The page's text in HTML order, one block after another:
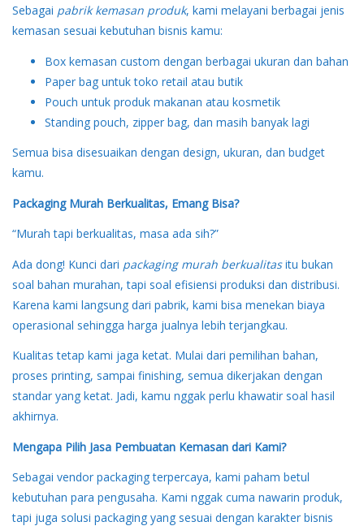
Sebagai pabrik kemasan produk, kami melayani berbagai jenis
kemasan sesuai kebutuhan bisnis kamu:
Box kemasan custom dengan berbagai ukuran dan bahan
Paper bag untuk toko retail atau butik
Pouch untuk produk makanan atau kosmetik
Standing pouch, zipper bag, dan masih banyak lagi
Semua bisa disesuaikan dengan design, ukuran, dan budget
kamu.
Packaging Murah Berkualitas, Emang Bisa?
“Murah tapi berkualitas, masa ada sih?”
Ada dong! Kunci dari packaging murah berkualitasitu bukan
soal bahan murahan, tapi soal efisiensi produksi dan distribusi.
Karena kami langsung dari pabrik, kami bisa menekan biaya
operasional sehingga harga jualnya lebih terjangkau.
Kualitas tetap kami jaga ketat. Mulai dari pemilihan bahan,
proses printing, sampai finishing, semua dikerjakan dengan
standar yang ketat. Jadi, kamu nggak perlu khawatir soal hasil
akhirnya.
Mengapa Pilih Jasa Pembuatan Kemasan dari Kami?
Sebagai vendor packaging terpercaya, kami paham betul
kebutuhan para pengusaha. Kami nggak cuma nawarin produk,
tapi juga solusi packaging yang sesuai dengan karakter bisnis